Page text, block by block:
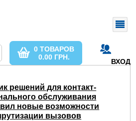
ВХОД
0 ТОВАРОВ
0.00 ГРН.
решений для контакт-
обслуживания
новые возможности
вызовов